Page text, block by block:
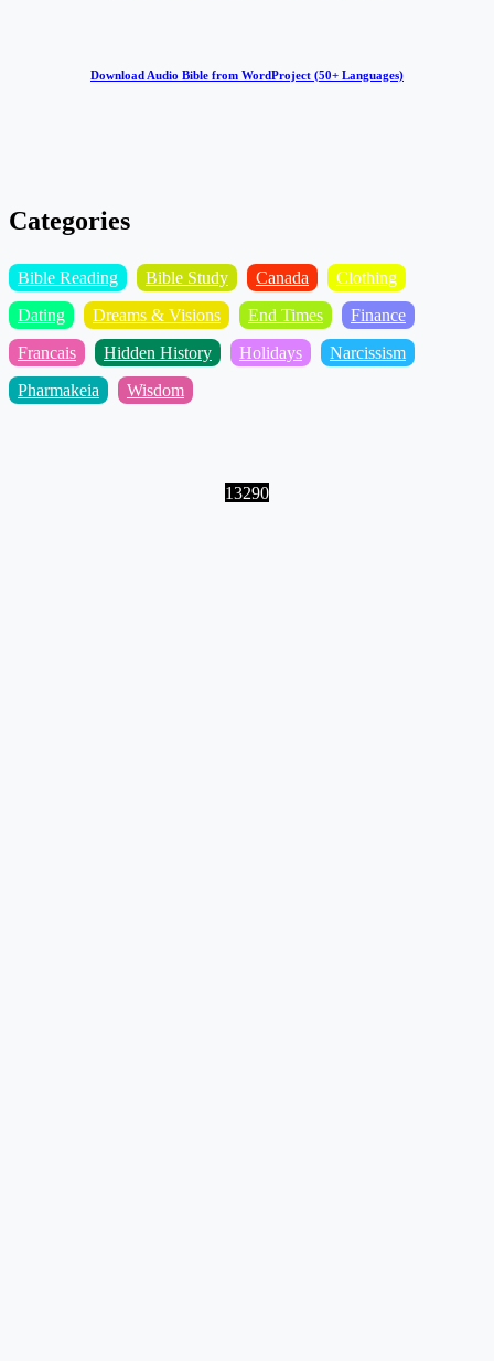
Download Audio Bible from WordProject (50+ Languages)
Categories
Bible Reading Bible Study Canada
Clothing
Dating
Dreams & Visions End Times
Finance
Francais
Hidden History Holidays
Narcissism
Pharmakeia
Wisdom
13290